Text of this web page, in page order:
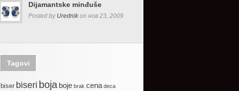
Dijamantske minđuše
Posted by Urednik on нов 23, 2009
Tagovi
biser biseri boja boje brak cena deca